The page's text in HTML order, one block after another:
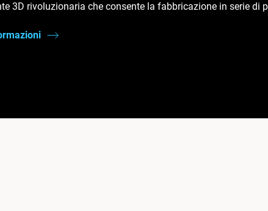
3D rivoluzionaria che consente la fabbricazione in serie